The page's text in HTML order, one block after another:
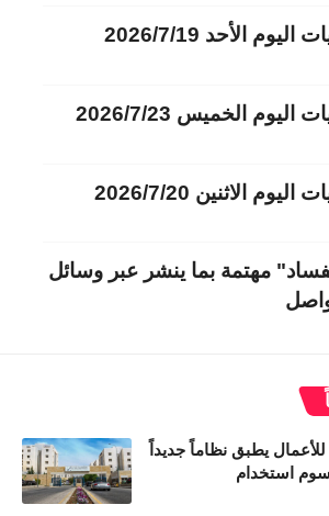
اليوم الأحد 2026/7/19
اليوم الخميس 2026/7/23
اليوم الاثنين 2026/7/20
مهتمة بما ينشر عبر وسائل
يطبق نظاماً جديداً
استخدام